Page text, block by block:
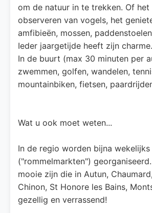
om de natuur in te trekken. Of
observeren van vogels, het
amfibieën, mossen,
Ieder jaargetijde heeft zijn charme.
In de buurt (max 30 minuten per
zwemmen, golfen, wandelen,
mountainbiken, fietsen,
Wat u ook moet weten...
In de regio worden bijna
("rommelmarkten")
mooie zijn die in Autun,
Chinon, St Honore les Bains,
gezellig en verrassend!